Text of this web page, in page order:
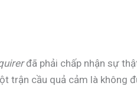
đã phải chấp nhận sự
trận cầu quả cảm là không